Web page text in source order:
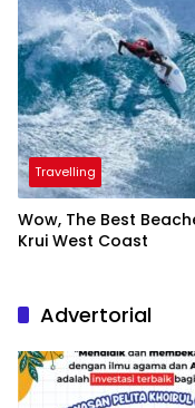
Travelling
Wow, The Best
Krui West Coast
Advertorial